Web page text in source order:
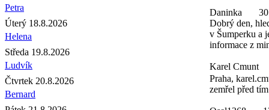
Petra
Úterý 18.8.2026
Helena
Středa 19.8.2026
Ludvík
Čtvrtek 20.8.2026
Bernard
Daninka
Dobrý den,
v Šumperku a
informace z
Karel Cmunt
Praha,
zemřel před